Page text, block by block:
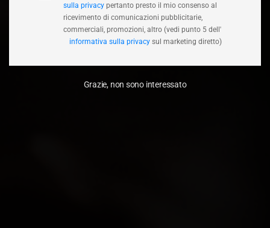
sulla privacy pertanto presto il mio consenso al
ricevimento di comunicazioni pubblicitarie,
commerciali, promozioni, altro (vedi punto 5 dell'
informativa sulla privacy sul marketing diretto)
Grazie, non sono interessato